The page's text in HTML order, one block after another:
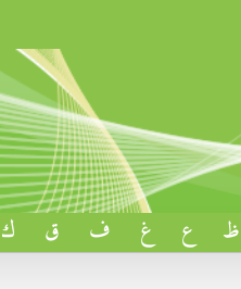
ظ ع غ ف ق ك